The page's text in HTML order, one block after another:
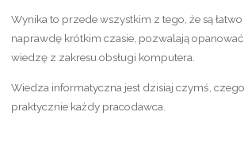
Wynika to przede wszystkim z tego, że są
naprawdę krótkim czasie, pozwalają
wiedzę z zakresu obsługi komputera.
Wiedza informatyczna jest dzisiaj czymś,
praktycznie każdy pracodawca.